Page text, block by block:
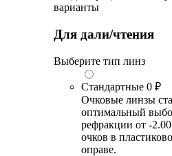
варианты
Для дали/чтения
Выберите тип линз
Стандартные 0 ₽
Очковые линзы
оптимальный
рефракции от -
очков в
оправе.